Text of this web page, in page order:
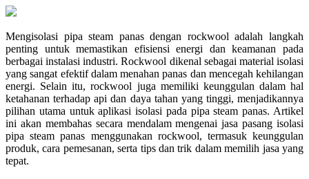
Mengisolasi pipa steam panas dengan rockwool adalah langkah
penting untuk memastikan efisiensi energi dan keamanan pada
berbagai instalasi industri. Rockwool dikenal sebagai material isolasi
yang sangat efektif dalam menahan panas dan mencegah kehilangan
energi. Selain itu, rockwool juga memiliki keunggulan dalam hal
ketahanan terhadap api dan daya tahan yang tinggi, menjadikannya
pilihan utama untuk aplikasi isolasi pada pipa steam panas. Artikel
ini akan membahas secara mendalam mengenai jasa pasang isolasi
pipa steam panas menggunakan rockwool, termasuk keunggulan
produk, cara pemesanan, serta tips dan trik dalam memilih jasa yang
tepat.